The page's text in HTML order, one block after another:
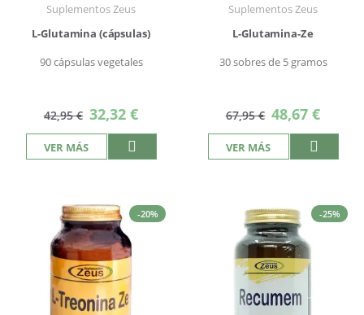
Suplementos Zeus
L-Glutamina (cápsulas)
90 cápsulas vegetales
42,95 € Precio
especial
32,32 €
VER MÁS
Suplementos Zeus
L-Glutamina-Ze
30 sobres de 5 gramos
67,95 € Precio
especial
48,67 €
VER MÁS
-20% -25%